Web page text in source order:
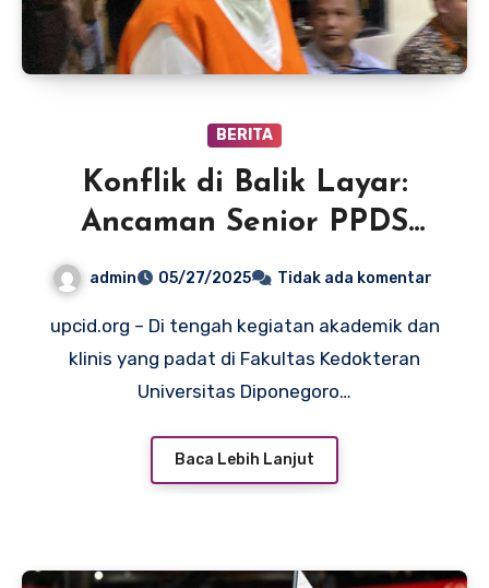
BERITA
Konflik di Balik Layar:
Ancaman Senior PPDS
Anestesi Undip kepada dr.
admin 05/27/2025 Tidak ada komentar
upcid.org – Di tengah kegiatan akademik dan
klinis yang padat di Fakultas Kedokteran
Universitas Diponegoro…
Baca Lebih Lanjut